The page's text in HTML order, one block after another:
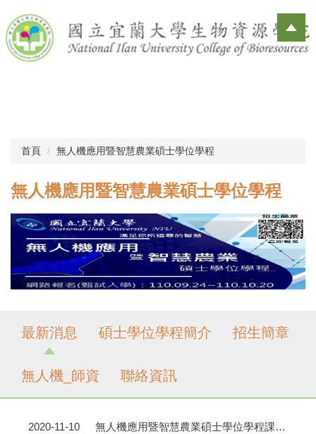
到
主
要
首頁 無人機應用暨智慧農業碩士學位學程
無人機應用暨智慧農業碩士學位學程
最新消息 碩士學位學程簡介 招生簡章
無人機_師資 聯絡資訊
2020-11-10 無人機應用暨智慧農業碩士學位學程課程規劃表